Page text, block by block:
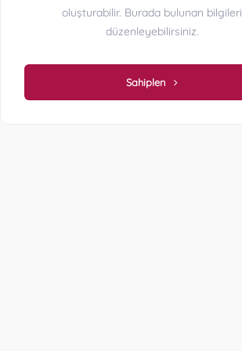
oluşturabilir. Burada bulunan bilgileri
düzenleyebilirsiniz.
Sahiplen